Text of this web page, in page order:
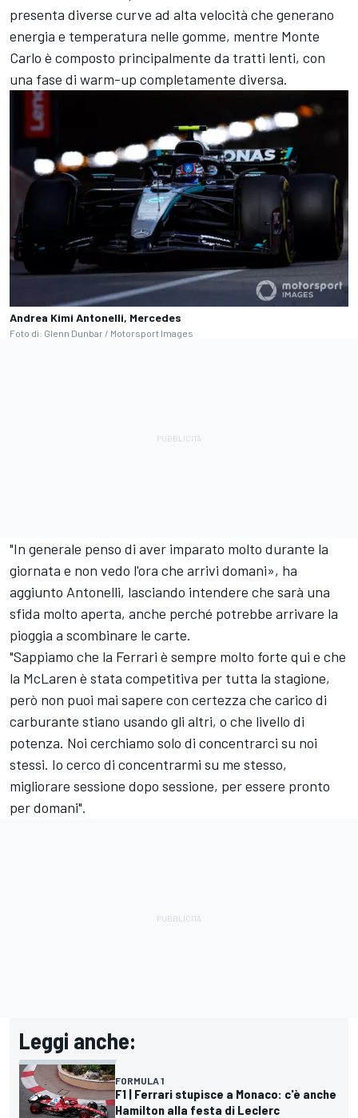
presenta diverse curve ad alta velocità che generano
energia e temperatura nelle gomme, mentre Monte
Carlo è composto principalmente da tratti lenti, con
una fase di warm-up completamente diversa.
Andrea Kimi Antonelli, Mercedes
Foto di: Glenn Dunbar / Motorsport Images
"In generale penso di aver imparato molto durante la
giornata e non vedo l'ora che arrivi domani», ha
aggiunto Antonelli, lasciando intendere che sarà una
sfida molto aperta, anche perché potrebbe arrivare la
pioggia a scombinare le carte.
"Sappiamo che la Ferrari è sempre molto forte qui e che
la McLaren è stata competitiva per tutta la stagione,
però non puoi mai sapere con certezza che carico di
carburante stiano usando gli altri, o che livello di
potenza. Noi cerchiamo solo di concentrarci su noi
stessi. Io cerco di concentrarmi su me stesso,
migliorare sessione dopo sessione, per essere pronto
per domani".
Leggi anche:
FORMULA 1
F1 | Ferrari stupisce a Monaco: c'è anche
Hamilton alla festa di Leclerc